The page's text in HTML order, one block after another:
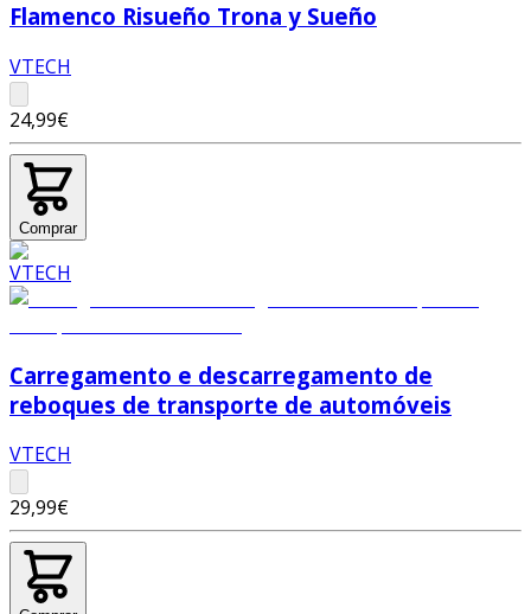
Flamenco Risueño Trona y Sueño
VTECH
24,99€
Comprar
Carregamento e descarregamento de
reboques de transporte de automóveis
VTECH
29,99€